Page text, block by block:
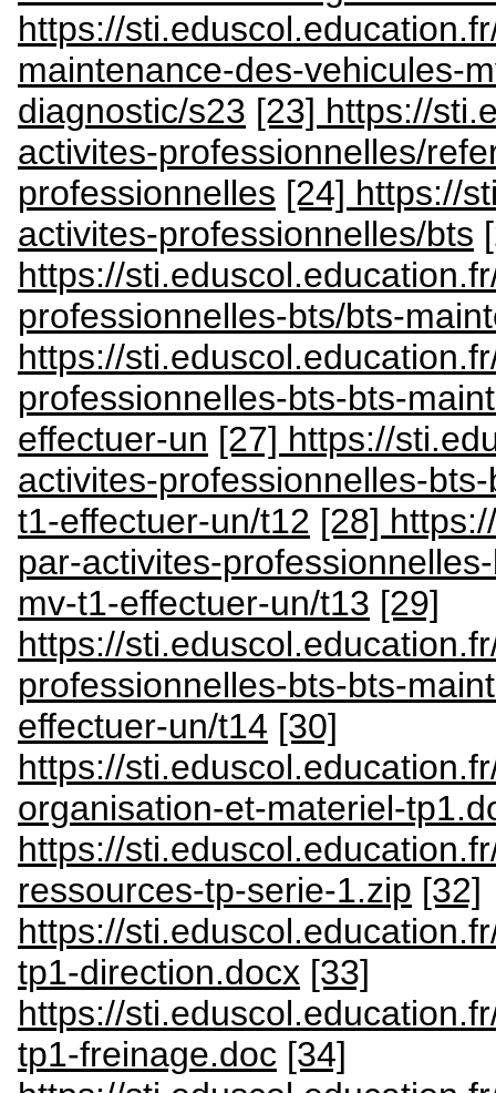
https://
maintenance-des-vehicules-
diagnostic/s23 [23] https://
activites-professionnelles/
professionnelles [24] https://
activites-professionnelles/bts
https://
professionnelles-bts/bts-
https://
professionnelles-bts-bts-
effectuer-un [27] https://
activites-professionnelles-
t1-effectuer-un/t12 [28]
par-activites-
mv-t1-effectuer-un/t13 [29]
https://
professionnelles-bts-bts-
effectuer-un/t14 [30]
https://
organisation-et-materiel-
https://
ressources-tp-serie-1.zip [32]
https://
tp1-direction.docx [33]
https://
tp1-freinage.doc [34]